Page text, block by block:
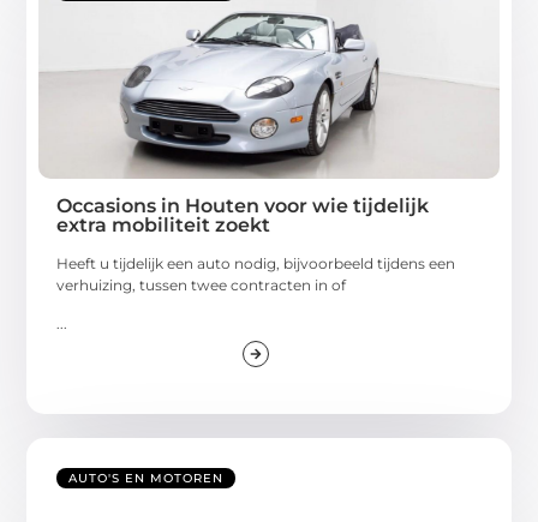
Occasions in Houten voor wie tijdelijk
extra mobiliteit zoekt
Heeft u tijdelijk een auto nodig, bijvoorbeeld tijdens een
verhuizing, tussen twee contracten in of
...
AUTO'S EN MOTOREN